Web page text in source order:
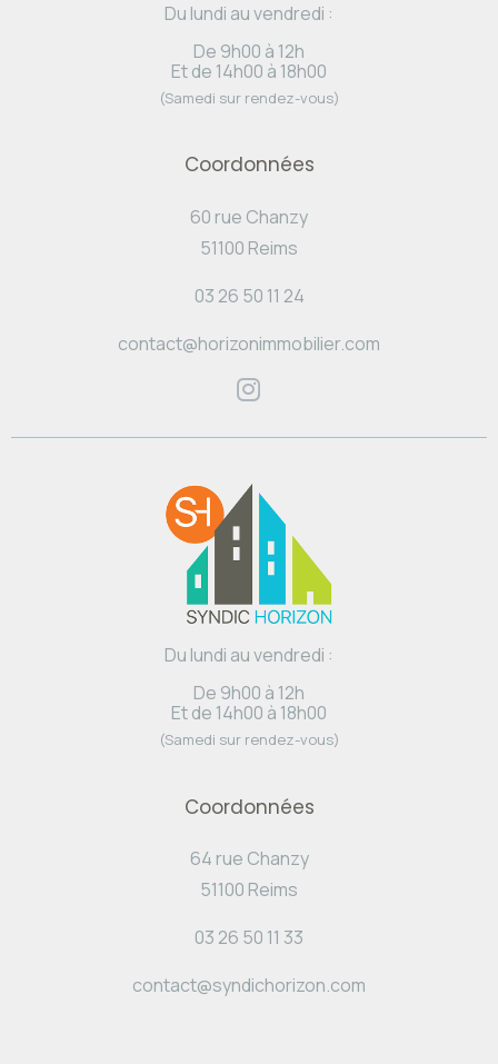
Du lundi au vendredi :
De 9h00 à 12h
Et de 14h00 à 18h00
(Samedi sur rendez-vous)
Coordonnées
60 rue Chanzy
51100 Reims
03 26 50 11 24
contact@horizonimmobilier.com
Du lundi au vendredi :
De 9h00 à 12h
Et de 14h00 à 18h00
(Samedi sur rendez-vous)
Coordonnées
64 rue Chanzy
51100 Reims
03 26 50 11 33
contact@syndichorizon.com